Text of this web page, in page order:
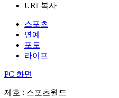
URL복사
스포츠
연예
포토
라이프
PC 화면
제호 : 스포츠월드